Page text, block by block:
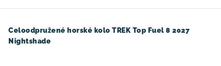
Celoodpružené horské kolo TREK Top Fuel 8 2027
Nightshade